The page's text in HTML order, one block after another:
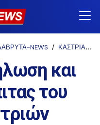
NEWS ΚΑΣΤΡΙΑ
και
του